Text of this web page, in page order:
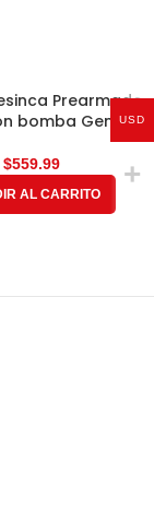
Prearmado
bomba Genpar
$
AL CARRITO
USD